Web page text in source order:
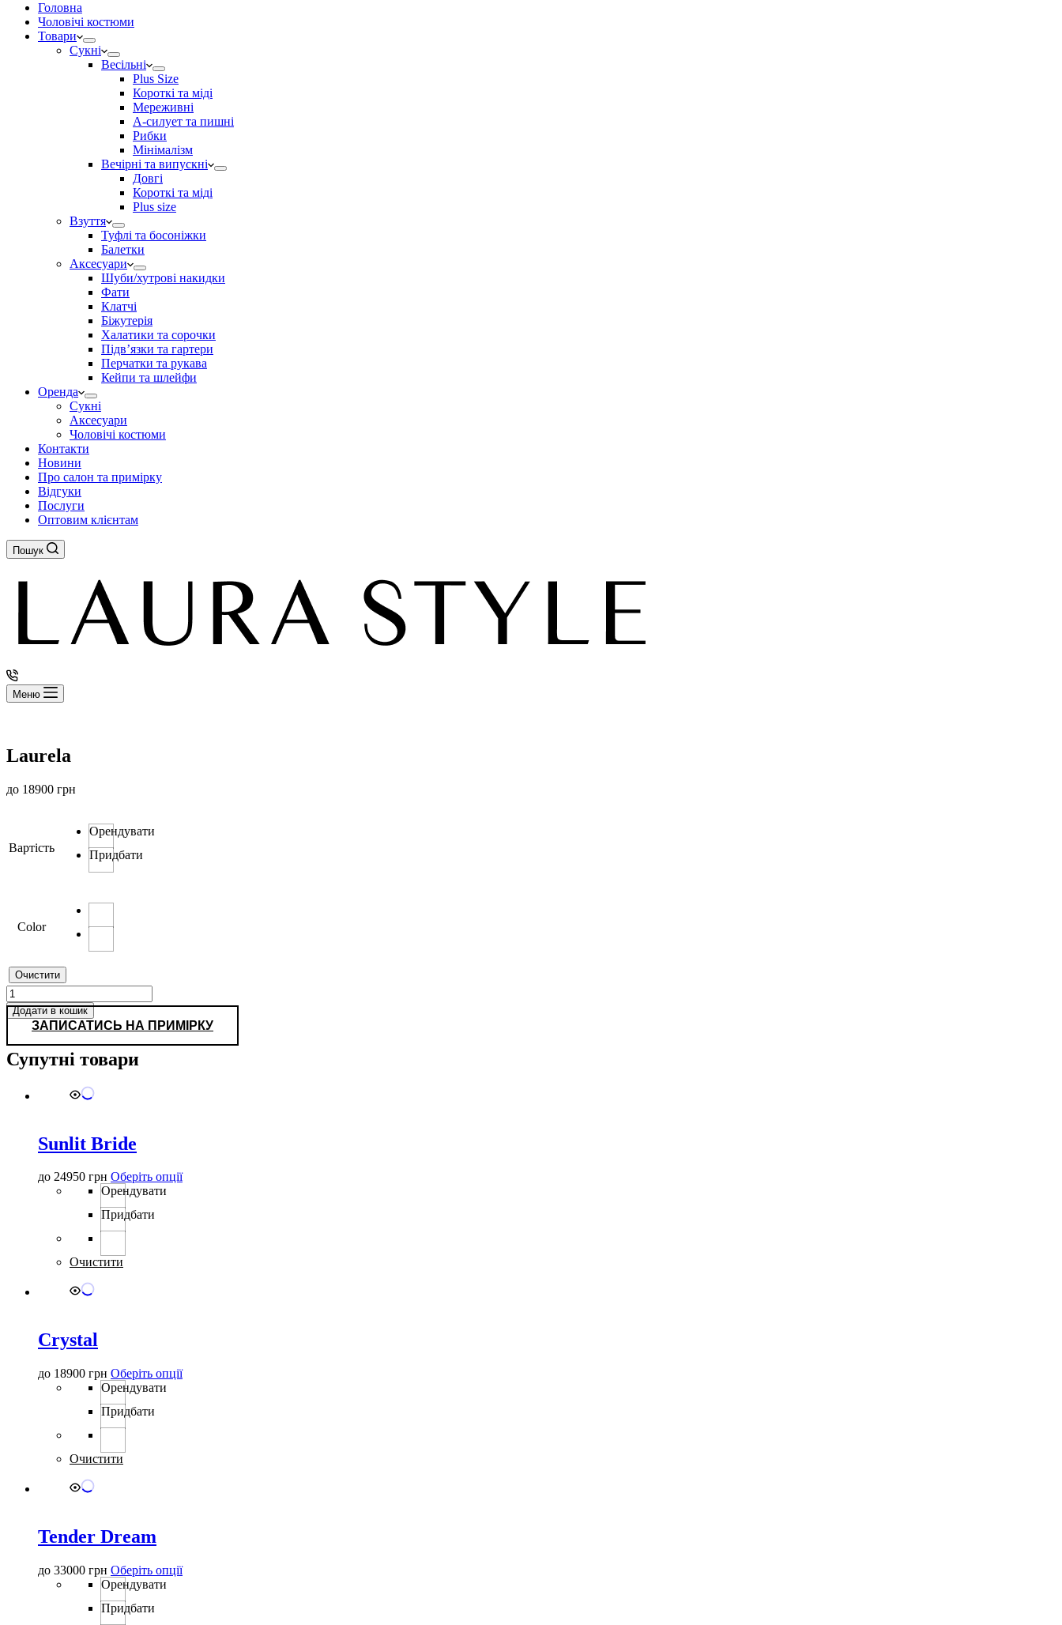
Головна
Чоловічі костюми
Товари
Сукні
Весільні
Plus Size
Короткі та міді
Мереживні
А-силует та пишні
Рибки
Мінімалізм
Вечірні та випускні
Довгі
Короткі та міді
Plus size
Взуття
Туфлі та босоніжки
Балетки
Аксесуари
Шуби/хутрові накидки
Фати
Клатчі
Біжутерія
Халатики та сорочки
Підвʼязки та гартери
Перчатки та рукава
Кейпи та шлейфи
Оренда
Сукні
Аксесуари
Чоловічі костюми
Контакти
Новини
Про салон та примірку
Відгуки
Послуги
Оптовим клієнтам
Пошук
Меню
Laurela
до 18900 грн
Вартість
Орендувати
Придбати
Color
Очистити
Laurela
кількість
Додати в кошик
ЗАПИСАТИСЬ НА ПРИМІРКУ
Супутні товари
Sunlit Bride
до 24950 грн Оберіть опціїЦей
Орендувати
Придбати
Очистити
Crystal
до 18900 грн Оберіть опціїЦей
Орендувати
Придбати
Очистити
Tender Dream
до 33000 грн Оберіть опціїЦей
Орендувати
Придбати